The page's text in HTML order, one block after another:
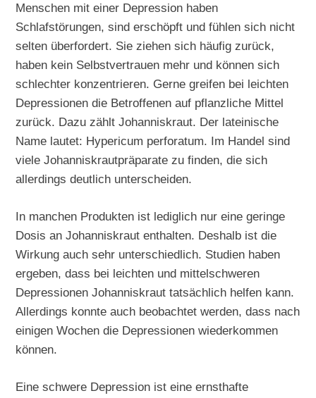
Menschen mit einer Depression haben
Schlafstörungen, sind erschöpft und fühlen sich nicht
selten überfordert. Sie ziehen sich häufig zurück,
haben kein Selbstvertrauen mehr und können sich
schlechter konzentrieren. Gerne greifen bei leichten
Depressionen die Betroffenen auf pflanzliche Mittel
zurück. Dazu zählt Johanniskraut. Der lateinische
Name lautet: Hypericum perforatum. Im Handel sind
viele Johanniskrautpräparate zu finden, die sich
allerdings deutlich unterscheiden.
In manchen Produkten ist lediglich nur eine geringe
Dosis an Johanniskraut enthalten. Deshalb ist die
Wirkung auch sehr unterschiedlich. Studien haben
ergeben, dass bei leichten und mittelschweren
Depressionen Johanniskraut tatsächlich helfen kann.
Allerdings konnte auch beobachtet werden, dass nach
einigen Wochen die Depressionen wiederkommen
können.
Eine schwere Depression ist eine ernsthafte